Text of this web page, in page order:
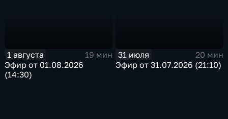
1 августа
19 мин
Эфир от 01.08.2026
(14:30)
31 июля
20 мин
Эфир от 31.07.2026 (21:10)